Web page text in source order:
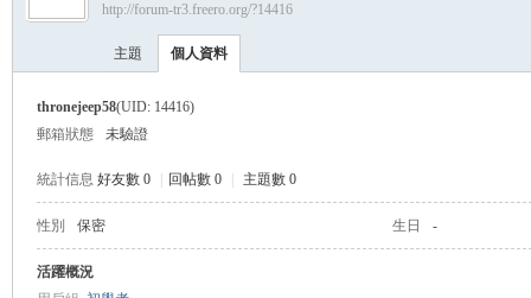
›
http://forum-tr3.freero.org/?14416
主題 個人資料
thronejeep58(UID: 14416)
郵箱狀態
未驗證
統計信息 好友數 0 回帖數 0 主題數 0
性別 保密 生日 -
活躍概況